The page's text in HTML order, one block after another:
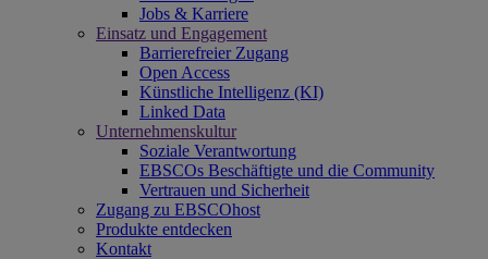
Jobs & Karriere
Einsatz und Engagement
Barrierefreier Zugang
Open Access
Künstliche Intelligenz (KI)
Linked Data
Unternehmenskultur
Soziale Verantwortung
EBSCOs Beschäftigte und die Community
Vertrauen und Sicherheit
Zugang zu EBSCOhost
Produkte entdecken
Kontakt